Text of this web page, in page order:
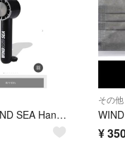
☆WIND AND SEA Handy Fan
その他
¥